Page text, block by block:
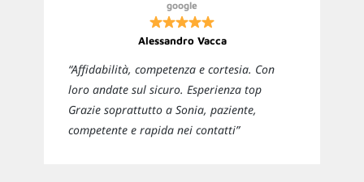
google
Alessandro Vacca
“Affidabilità, competenza e cortesia. Con
loro andate sul sicuro. Esperienza top
Grazie soprattutto a Sonia, paziente,
competente e rapida nei contatti”